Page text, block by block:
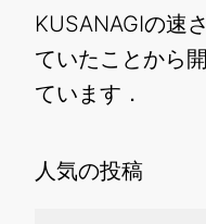
KUSANAGIの速
ていたことから
ています．
人気の投稿